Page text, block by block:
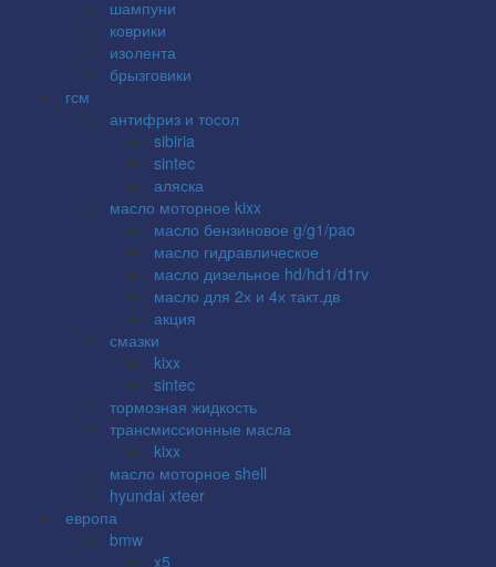
шампуни
коврики
изолента
брызговики
гсм
антифриз и тосол
sibiria
sintec
аляска
масло моторное kixx
масло бензиновое g/g1/pao
масло гидравлическое
масло дизельное hd/hd1/d1rv
масло для 2х и 4х такт.дв
акция
смазки
kixx
sintec
тормозная жидкость
трансмиссионные масла
kixx
масло моторное shell
hyundai xteer
европа
bmw
x5